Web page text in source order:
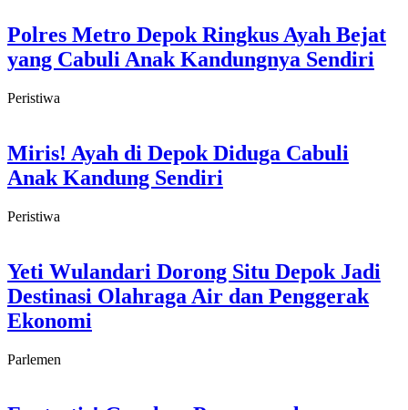
Polres Metro Depok Ringkus Ayah Bejat
yang Cabuli Anak Kandungnya Sendiri
Peristiwa
Miris! Ayah di Depok Diduga Cabuli
Anak Kandung Sendiri
Peristiwa
Yeti Wulandari Dorong Situ Depok Jadi
Destinasi Olahraga Air dan Penggerak
Ekonomi
Parlemen